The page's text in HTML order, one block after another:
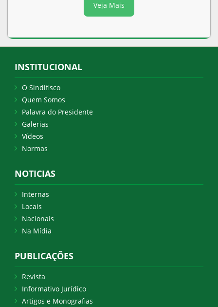
Veja Mais
INSTITUCIONAL
O Sindifisco
Quem Somos
Palavra do Presidente
Galerias
Vídeos
Normas
NOTICIAS
Internas
Locais
Nacionais
Na Mídia
PUBLICAÇÕES
Revista
Informativo Jurídico
Artigos e Monografias